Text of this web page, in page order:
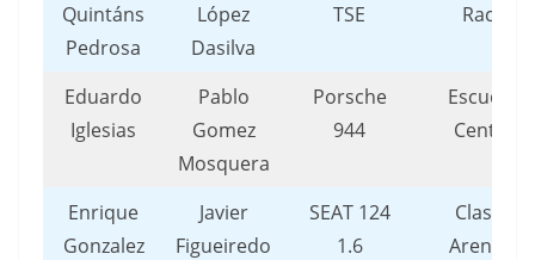
Quintáns
Pedrosa
López
Dasilva
TSE
Racing
Eduardo
Iglesias
Pablo
Gomez
Mosquera
Porsche
944
Escudería
Centollo
Enrique
Gonzalez
Javier
Figueiredo
SEAT 124
1.6
Clasicos
Arenteiro